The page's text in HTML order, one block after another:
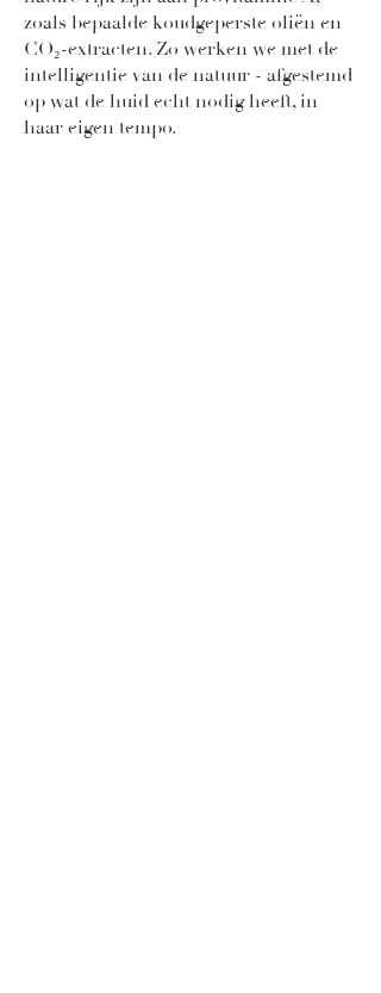
zoals bepaalde koudgeperste oliën en
CO₂-extracten. Zo werken we met de
intelligentie van de natuur - afgestemd
op wat de huid echt nodig heeft, in
haar eigen tempo.